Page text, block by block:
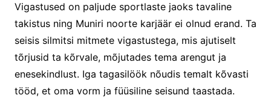
Vigastused on paljude sportlaste jaoks tavaline
takistus ning Muniri noorte karjäär ei olnud erand. Ta
seisis silmitsi mitmete vigastustega, mis ajutiselt
tõrjusid ta kõrvale, mõjutades tema arengut ja
enesekindlust. Iga tagasilöök nõudis temalt kõvasti
tööd, et oma vorm ja füüsiline seisund taastada.